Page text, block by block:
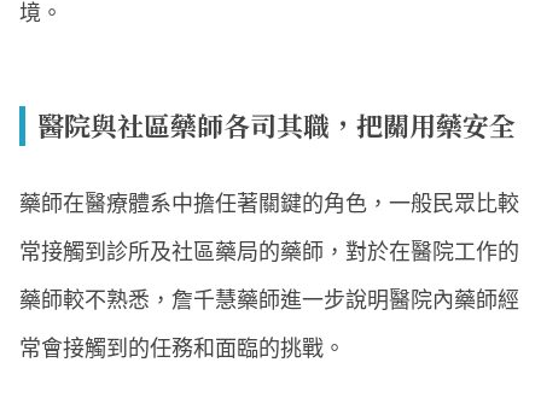
境。
醫院與社區藥師各司其職，把關用藥安全
藥師在醫療體系中擔任著關鍵的角色，一般民眾比較
常接觸到診所及社區藥局的藥師，對於在醫院工作的
藥師較不熟悉，詹千慧藥師進一步說明醫院內藥師經
常會接觸到的任務和面臨的挑戰。